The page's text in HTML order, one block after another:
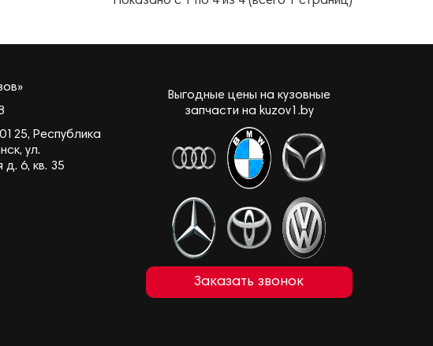
Республика
ул.
6, кв. 35
Выгодные цены на кузовные
запчасти на kuzov1.by
Заказать звонок